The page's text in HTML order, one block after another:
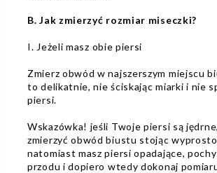
B. Jak zmierzyć rozmiar miseczki?
I. Jeżeli masz obie piersi
Zmierz obwód w najszerszym miejscu
to delikatnie, nie ściskając miarki i nie
piersi.
Wskazówka! jeśli Twoje piersi są
zmierzyć obwód biustu stojąc
natomiast masz piersi opadające,
przodu i dopiero wtedy dokonaj